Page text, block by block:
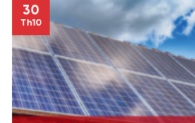
30
Th10